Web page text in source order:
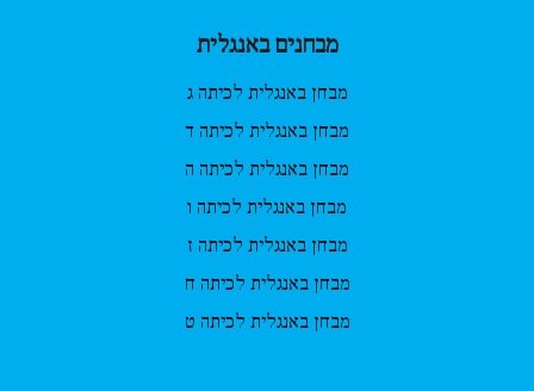
מבחנים באנגלית
מבחן באנגלית לכיתה ג
מבחן באנגלית לכיתה ד
מבחן באנגלית לכיתה ה
מבחן באנגלית לכיתה ו
מבחן באנגלית לכיתה ז
מבחן באנגלית לכיתה ח
מבחן באנגלית לכיתה ט